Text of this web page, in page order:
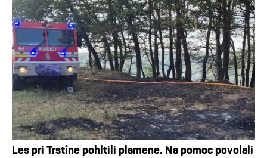
Les pri Trstíne pohltili plamene. Na pomoc povolali